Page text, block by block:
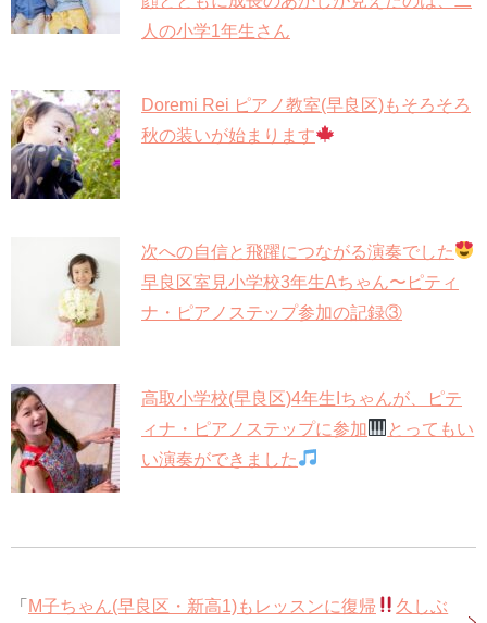
人の小学1年生さん
Doremi Rei ピアノ教室(早良区)もそろそろ
秋の装いが始まります
次への自信と飛躍につながる演奏でした
早良区室見小学校3年生Aちゃん〜ピティ
ナ・ピアノステップ参加の記録③
高取小学校(早良区)4年生Iちゃんが、ピテ
ィナ・ピアノステップに参加
とってもい
い演奏ができました
「 M子ちゃん(早良区・新高1)もレッスンに復帰
久しぶ